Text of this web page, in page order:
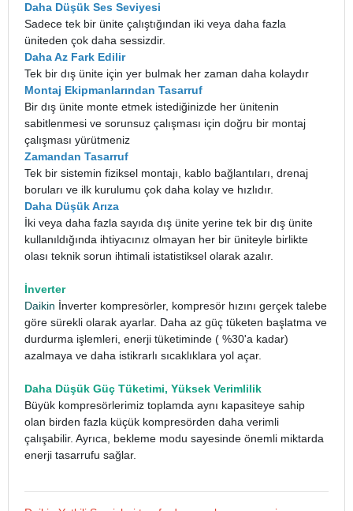
Daha Düşük Ses Seviyesi
Sadece tek bir ünite çalıştığından iki veya daha fazla
üniteden çok daha sessizdir.
Daha Az Fark Edilir
Tek bir dış ünite için yer bulmak her zaman daha kolaydır
Montaj Ekipmanlarından Tasarruf
Bir dış ünite monte etmek istediğinizde her ünitenin
sabitlenmesi ve sorunsuz çalışması için doğru bir montaj
çalışması yürütmeniz
Zamandan Tasarruf
Tek bir sistemin fiziksel montajı, kablo bağlantıları, drenaj
boruları ve ilk kurulumu çok daha kolay ve hızlıdır.
Daha Düşük Arıza
İki veya daha fazla sayıda dış ünite yerine tek bir dış ünite
kullanıldığında ihtiyacınız olmayan her bir üniteyle birlikte
olası teknik sorun ihtimali istatistiksel olarak azalır.
İnverter
Daikin İnverter kompresörler, kompresör hızını gerçek talebe
göre sürekli olarak ayarlar. Daha az güç tüketen başlatma ve
durdurma işlemleri, enerji tüketiminde ( %30'a kadar)
azalmaya ve daha istikrarlı sıcaklıklara yol açar.
Daha Düşük Güç Tüketimi, Yüksek Verimlilik
Büyük kompresörlerimiz toplamda aynı kapasiteye sahip
olan birden fazla küçük kompresörden daha verimli
çalışabilir. Ayrıca, bekleme modu sayesinde önemli miktarda
enerji tasarrufu sağlar.